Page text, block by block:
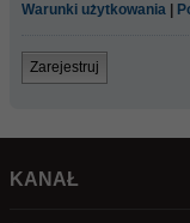
Warunki użytkowania
Zarejestruj
KANAŁ